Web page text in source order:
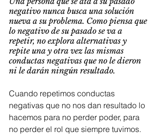
negativo nunca busca una solución
nueva a su problema. Como piensa que
lo negativo de su pasado se va a
repetir, no explora alternativas y
repite una y otra vez las mismas
conductas negativas que no le dieron
ni le darán ningún resultado.
Cuando repetimos conductas
negativas que no nos dan resultado lo
hacemos para no perder poder, para
no perder el rol que siempre tuvimos.